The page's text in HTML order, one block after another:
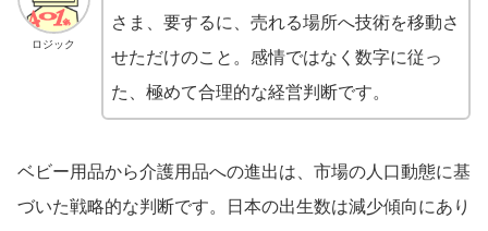
ロジック
さま、要するに、売れる場所へ技術を移動さ
せただけのこと。感情ではなく数字に従っ
た、極めて合理的な経営判断です。
ベビー用品から介護用品への進出は、市場の人口動態に基
づいた戦略的な判断です。日本の出生数は減少傾向にあり